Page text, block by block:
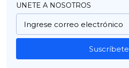
UNETE A NOSOTROS
Suscríbete